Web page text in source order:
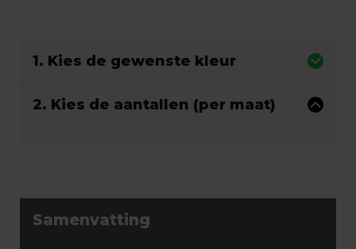
1. Kies de gewenste kleur
2. Kies de aantallen (per maat)
Samenvatting